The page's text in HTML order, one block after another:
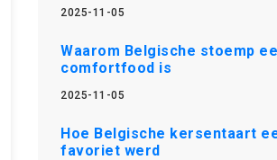
2025-11-05
Waarom Belgische stoemp
comfortfood is
2025-11-05
Hoe Belgische kersentaart
favoriet werd